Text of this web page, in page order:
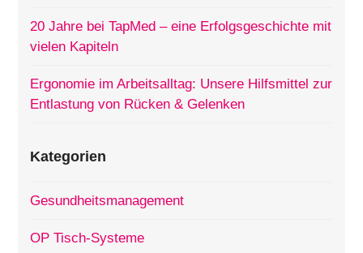
20 Jahre bei TapMed – eine Erfolgsgeschichte mit
vielen Kapiteln
Ergonomie im Arbeitsalltag: Unsere Hilfsmittel zur
Entlastung von Rücken & Gelenken
Kategorien
Gesundheitsmanagement
OP Tisch-Systeme